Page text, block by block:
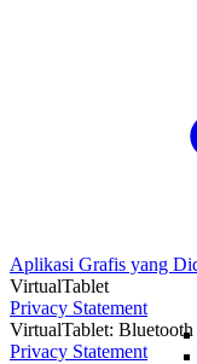
Aplikasi Grafis yang
VirtualTablet
Privacy Statement
VirtualTablet: Bluetooth
Privacy Statement